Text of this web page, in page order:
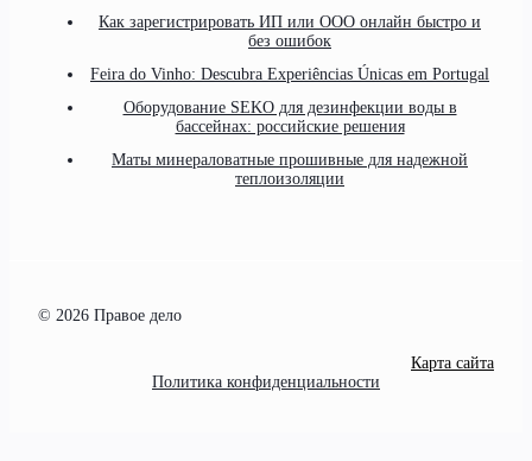
Как зарегистрировать ИП или ООО онлайн быстро и
без ошибок
Feira do Vinho: Descubra Experiências Únicas em Portugal
Оборудование SEKO для дезинфекции воды в
бассейнах: российские решения
Маты минераловатные прошивные для надежной
теплоизоляции
© 2026 Правое дело
Карта сайта
Политика конфиденциальности